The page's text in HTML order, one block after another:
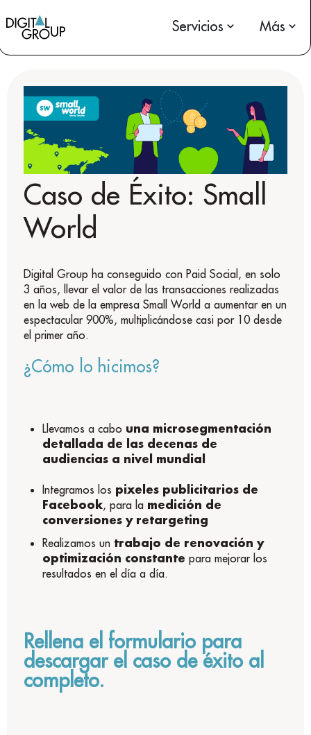
Servicios Más
Caso de Éxito: Small
World
Digital Group ha conseguido con Paid Social, en solo
3 años, llevar el valor de las transacciones realizadas
en la web de la empresa Small World a aumentar en un
espectacular 900%, multiplicándose casi por 10 desde
el primer año.
¿Cómo lo hicimos?
Llevamos a cabo una microsegmentación
detallada de las decenas de
audiencias a nivel mundial
Integramos los pixeles publicitarios de
Facebook, para la medición de
conversiones y retargeting
Realizamos un trabajo de renovación y
optimización constantepara mejorar los
resultados en el día a día.
Rellena el formulario para
descargar el caso de éxito al
completo.